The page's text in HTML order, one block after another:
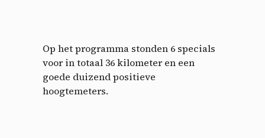
Op het programma stonden 6 specials
voor in totaal 36 kilometer en een
goede duizend positieve
hoogtemeters.